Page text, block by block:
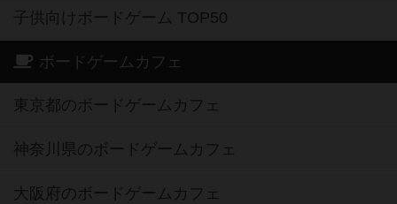
子供向けボードゲーム TOP50
ボードゲームカフェ
東京都のボードゲームカフェ
神奈川県のボードゲームカフェ
大阪府のボードゲームカフェ